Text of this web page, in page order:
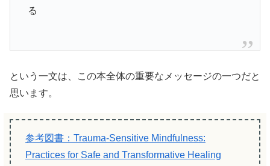
る
という一文は、この本全体の重要なメッセージの一つだと
思います。
参考図書：Trauma-Sensitive Mindfulness:
Practices for Safe and Transformative Healing